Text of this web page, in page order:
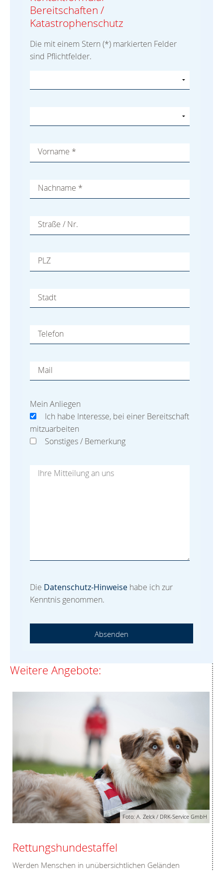
Bereitschaften /
Katastrophenschutz
Die mit einem Stern (*) markierten Felder
sind Pflichtfelder.
Vorname *
Nachname *
Straße / Nr.
PLZ
Stadt
Telefon
Mail
Mein Anliegen
Ich habe Interesse, bei einer Bereitschaft
mitzuarbeiten
Sonstiges / Bemerkung
Die Datenschutz-Hinweise habe ich zur
Kenntnis genommen.
Absenden
Weitere Angebote:
Foto: A. Zelck / DRK-Service GmbH
Rettungshundestaffel
Werden Menschen in unübersichtlichen Geländen